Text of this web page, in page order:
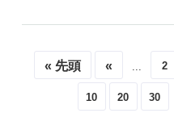
« 先頭 « 2
10 20 30